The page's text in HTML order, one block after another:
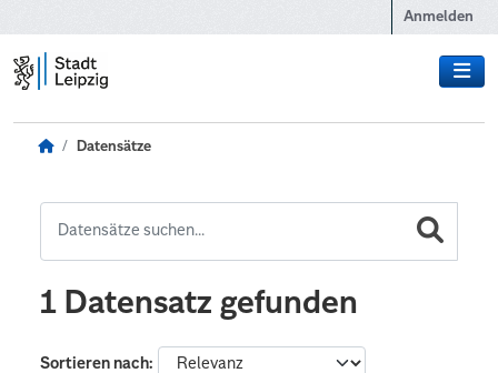
Anmelden
Datensätze
1 Datensatz gefunden
Sortieren nach